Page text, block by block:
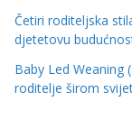
Četiri roditeljska
djetetovu
Baby Led Weaning
roditelje širom